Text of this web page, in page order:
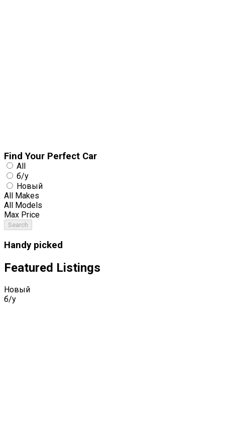
Find Your Perfect Car
All
б/у
Новый
All Makes
All Models
Max Price
Search
Handy picked
Featured Listings
Новый
б/у